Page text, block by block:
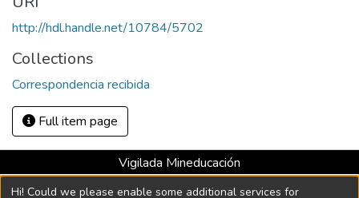
http://hdl.handle.net/10784/5702
Collections
Correspondencia recibida
Full item page
Vigilada Mineducación
Universidad con Acreditación Institucional hasta 2026 -
Hi! Could we please enable some additional services for